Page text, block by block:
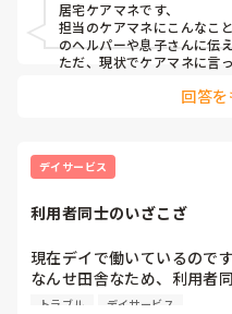
居宅ケアマネです、
担当のケアマネにこんなこ
のヘルパーや息子さんに伝
ただ、現状でケアマネに言
息子さんが介護を全然しな
回答
デイサービス
利用者同士のいざこざ
現在デイで働いているので
なんせ田舎なため、利用者
昔からの馴染みの方が多い
トラブル デイサービス